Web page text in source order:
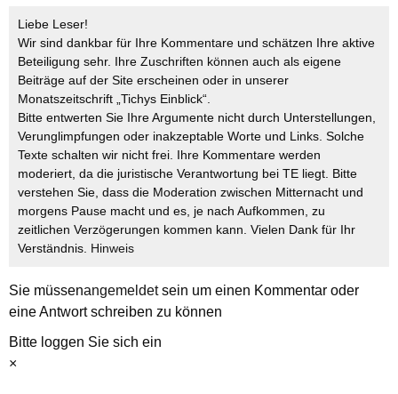
Liebe Leser!
Wir sind dankbar für Ihre Kommentare und schätzen Ihre aktive
Beteiligung sehr. Ihre Zuschriften können auch als eigene
Beiträge auf der Site erscheinen oder in unserer
Monatszeitschrift „Tichys Einblick“.
Bitte entwerten Sie Ihre Argumente nicht durch Unterstellungen,
Verunglimpfungen oder inakzeptable Worte und Links. Solche
Texte schalten wir nicht frei. Ihre Kommentare werden
moderiert, da die juristische Verantwortung bei TE liegt. Bitte
verstehen Sie, dass die Moderation zwischen Mitternacht und
morgens Pause macht und es, je nach Aufkommen, zu
zeitlichen Verzögerungen kommen kann. Vielen Dank für Ihr
Verständnis. Hinweis
Sie müssenangemeldetsein um einen Kommentar oder
eine Antwort schreiben zu können
Bitte loggen Sie sich ein
×